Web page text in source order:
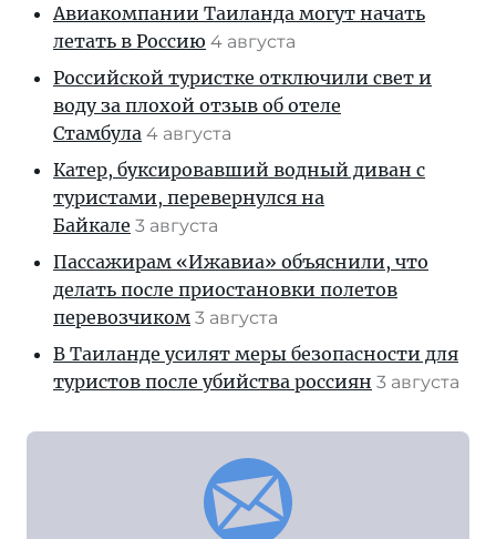
Авиакомпании Таиланда могут начать
летать в Россию 4 августа
Российской туристке отключили свет и
воду за плохой отзыв об отеле
Стамбула 4 августа
Катер, буксировавший водный диван с
туристами, перевернулся на
Байкале 3 августа
Пассажирам «Ижавиа» объяснили, что
делать после приостановки полетов
перевозчиком 3 августа
В Таиланде усилят меры безопасности для
туристов после убийства россиян 3 августа